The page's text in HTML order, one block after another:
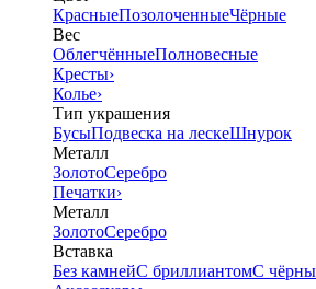
КрасныеПозолоченныеЧёрные
Вес
ОблегчённыеПолновесные
Кресты›
Колье›
Тип украшения
БусыПодвеска на лескеШнурок
Металл
ЗолотоСеребро
Печатки›
Металл
ЗолотоСеребро
Вставка
Без камнейС бриллиантомС